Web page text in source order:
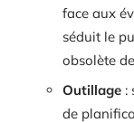
face aux
séduit le
obsolète
Outillage :
de